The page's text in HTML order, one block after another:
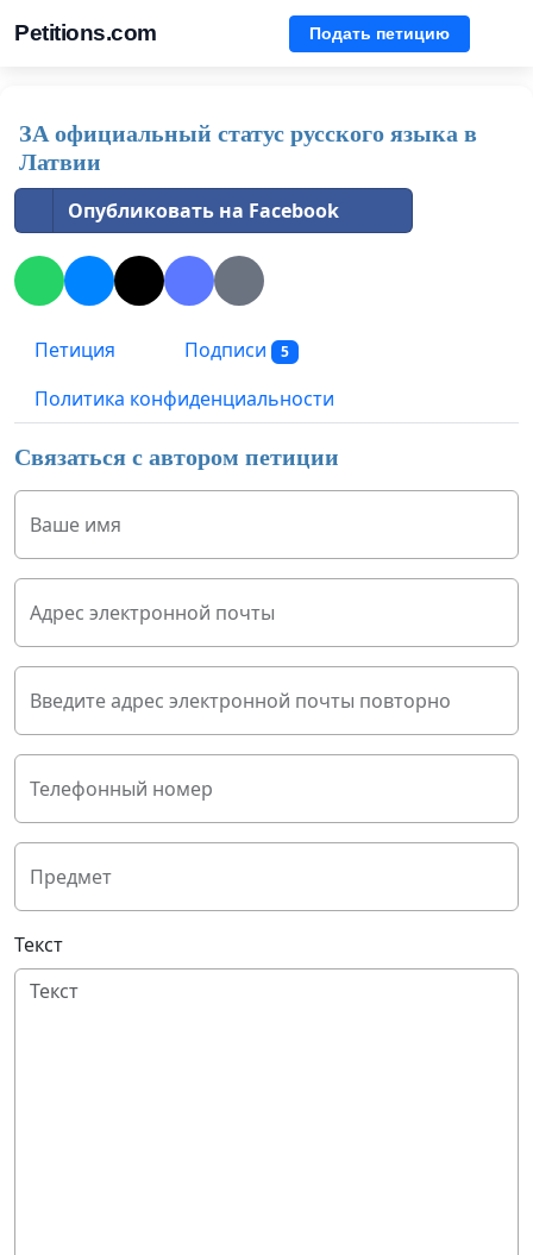
Petitions.com Подать петицию
ЗА официальный статус русского языка в
Латвии
Опубликовать на Facebook
Петиция Подписи 5
Политика конфиденциальности
Связаться с автором петиции
Ваше имя
Адрес электронной почты
Введите адрес электронной почты повторно
Телефонный номер
Предмет
Текст